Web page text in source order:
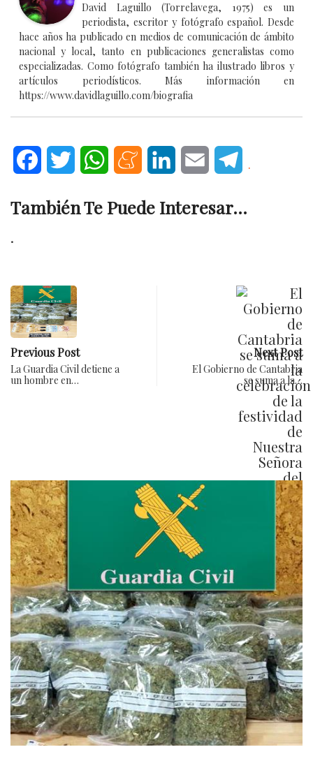
David Laguillo (Torrelavega, 1975) es un
periodista, escritor y fotógrafo español. Desde
hace años ha publicado en medios de comunicación de ámbito
nacional y local, tanto en publicaciones generalistas como
especializadas. Como fotógrafo también ha ilustrado libros y
artículos periodísticos. Más información en
https://www.davidlaguillo.com/biografia
FacebookTwitter WhatsAppMeneameLinkedInEmail .
También Te Puede Interesar...
.
Previous Post
La Guardia Civil detiene a
un hombre en…
Next Post
El Gobierno de Cantabria
se suma a la…